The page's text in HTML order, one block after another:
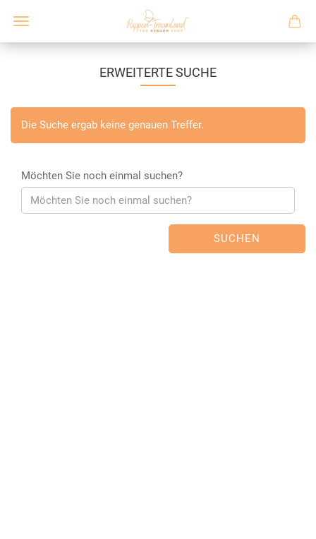
ERWEITERTE SUCHE
Die Suche ergab keine genauen Treffer.
Möchten Sie noch einmal suchen?
SUCHEN